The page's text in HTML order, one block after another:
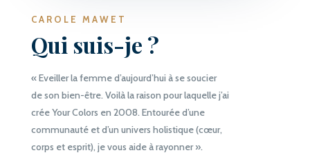
CAROLE MAWET
Qui suis-je ?
« Eveiller la femme d’aujourd’hui à se soucier
de son bien-être. Voilà la raison pour laquelle j’ai
crée Your Colors en 2008. Entourée d’une
communauté et d’un univers holistique (cœur,
corps et esprit), je vous aide à rayonner ».